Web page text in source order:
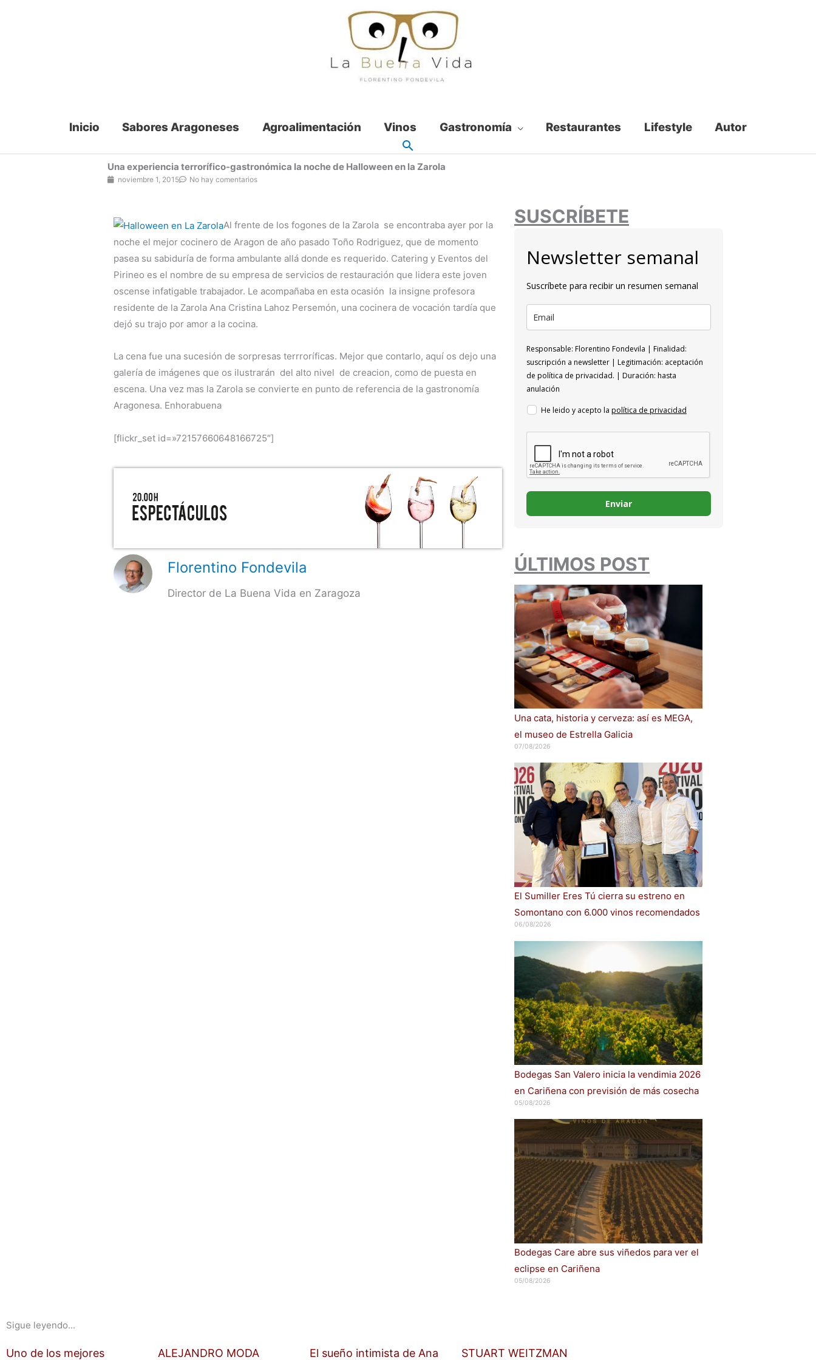
Inicio Sabores Aragoneses Agroalimentación Vinos Gastronomía Restaurantes Lifestyle Autor
Una experiencia terrorífico-gastronómica la noche de Halloween en la Zarola
noviembre 1, 2015 No hay comentarios
Al frente de los fogones de la Zarola se encontraba ayer por la
noche el mejor cocinero de Aragon de año pasado Toño Rodriguez, que de momento
pasea su sabiduría de forma ambulante allá donde es requerido. Catering y Eventos del
Pirineo es el nombre de su empresa de servicios de restauración que lidera este joven
oscense infatigable trabajador. Le acompañaba en esta ocasión la insigne profesora
residente de la Zarola Ana Cristina Lahoz Persemón, una cocinera de vocación tardía que
dejó su trajo por amor a la cocina.
La cena fue una sucesión de sorpresas terrroríficas. Mejor que contarlo, aquí os dejo una
galería de imágenes que os ilustrarán del alto nivel de creacion, como de puesta en
escena. Una vez mas la Zarola se convierte en punto de referencia de la gastronomía
Aragonesa. Enhorabuena
[flickr_set id=»72157660648166725″]
Florentino Fondevila
Director de La Buena Vida en Zaragoza
SUSCRÍBETE
Newsletter semanal
Suscríbete para recibir un resumen semanal
Responsable: Florentino Fondevila | Finalidad:
suscripción a newsletter | Legitimación: aceptación
de política de privacidad. | Duración: hasta
anulación
He leido y acepto la política de privacidad
Enviar
ÚLTIMOS POST
Una cata, historia y cerveza: así es MEGA,
el museo de Estrella Galicia
07/08/2026
El Sumiller Eres Tú cierra su estreno en
Somontano con 6.000 vinos recomendados
06/08/2026
Bodegas San Valero inicia la vendimia 2026
en Cariñena con previsión de más cosecha
05/08/2026
Bodegas Care abre sus viñedos para ver el
eclipse en Cariñena
05/08/2026
Sigue leyendo...
Uno de los mejores ALEJANDRO MODA El sueño intimista de Ana STUART WEITZMAN